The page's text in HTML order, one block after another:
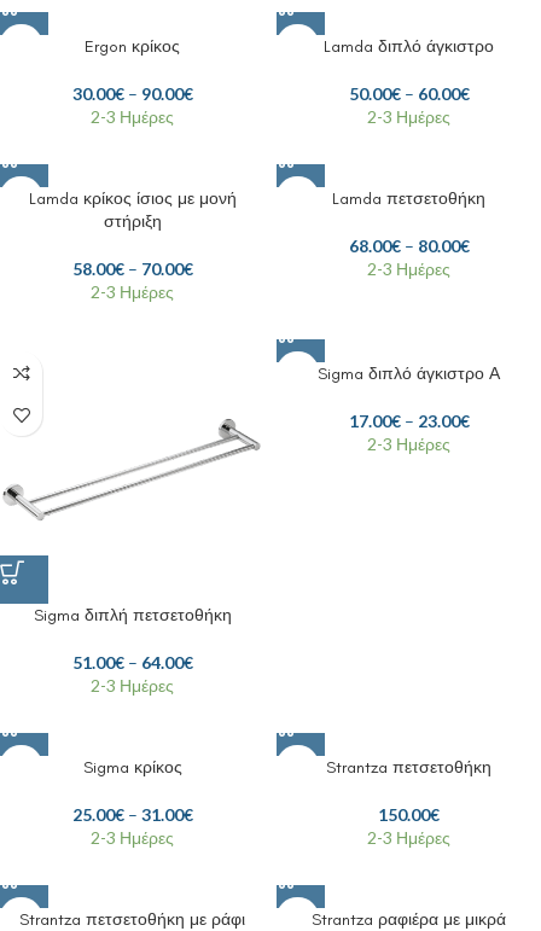
Ergon κρίκος
30.00€ – 90.00€
2-3 Ημέρες
Lamda διπλό άγκιστρο
50.00€ – 60.00€
2-3 Ημέρες
Lamda κρίκος ίσιος με μονή
στήριξη
58.00€ – 70.00€
2-3 Ημέρες
Lamda πετσετοθήκη
68.00€ – 80.00€
2-3 Ημέρες
Sigma διπλή πετσετοθήκη
51.00€ – 64.00€
2-3 Ημέρες
Sigma διπλό άγκιστρο Α
17.00€ – 23.00€
2-3 Ημέρες
Sigma κρίκος
25.00€ – 31.00€
2-3 Ημέρες
Strantza πετσετοθήκη
150.00€
2-3 Ημέρες
Strantza πετσετοθήκη με ράφι
Strantza ραφιέρα με μικρά